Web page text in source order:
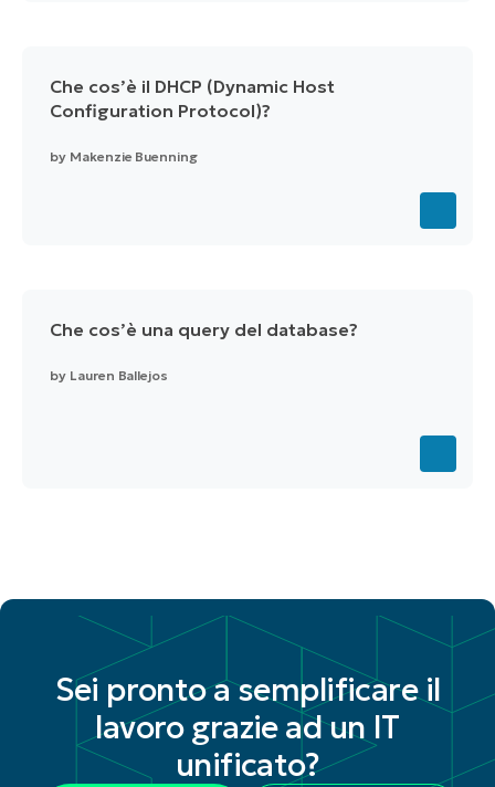
Che cos’è il DHCP (Dynamic Host
Configuration Protocol)?
by Makenzie Buenning
Che cos’è una query del database?
by Lauren Ballejos
Sei pronto a semplificare il
lavoro grazie ad un IT
unificato?